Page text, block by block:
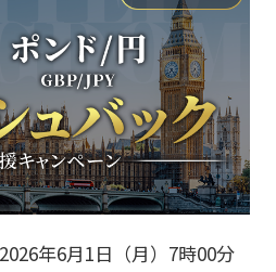
年6月1日（月）7時00分